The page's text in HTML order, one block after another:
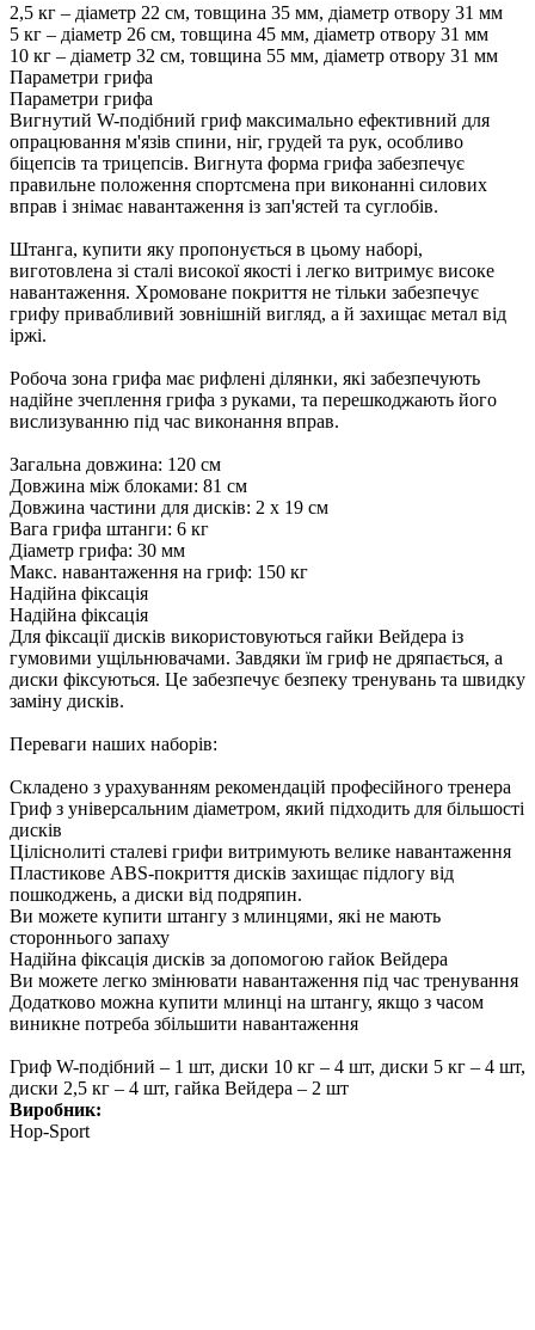
2,5 кг – діаметр 22 см, товщина 35 мм, діаметр отвору 31 мм
5 кг – діаметр 26 см, товщина 45 мм, діаметр отвору 31 мм
10 кг – діаметр 32 см, товщина 55 мм, діаметр отвору 31 мм
Параметри грифа
Параметри грифа
Вигнутий W-подібний гриф максимально ефективний для
опрацювання м'язів спини, ніг, грудей та рук, особливо
біцепсів та трицепсів. Вигнута форма грифа забезпечує
правильне положення спортсмена при виконанні силових
вправ і знімає навантаження із зап'ястей та суглобів.
Штанга, купити яку пропонується в цьому наборі,
виготовлена ​​зі сталі високої якості і легко витримує високе
навантаження. Хромоване покриття не тільки забезпечує
грифу привабливий зовнішній вигляд, а й захищає метал від
іржі.
Робоча зона грифа має рифлені ділянки, які забезпечують
надійне зчеплення грифа з руками, та перешкоджають його
вислизуванню під час виконання вправ.
Загальна довжина: 120 см
Довжина між блоками: 81 см
Довжина частини для дисків: 2 х 19 см
Вага грифа штанги: 6 кг
Діаметр грифа: 30 мм
Макс. навантаження на гриф: 150 кг
Надійна фіксація
Надійна фіксація
Для фіксації дисків використовуються гайки Вейдера із
гумовими ущільнювачами. Завдяки їм гриф не дряпається, а
диски фіксуються. Це забезпечує безпеку тренувань та швидку
заміну дисків.
Переваги наших наборів:
Складено з урахуванням рекомендацій професійного тренера
Гриф з універсальним діаметром, який підходить для більшості
дисків
Ціліснолиті сталеві грифи витримують велике навантаження
Пластикове ABS-покриття дисків захищає підлогу від
пошкоджень, а диски від подряпин.
Ви можете купити штангу з млинцями, які не мають
стороннього запаху
Надійна фіксація дисків за допомогою гайок Вейдера
Ви можете легко змінювати навантаження під час тренування
Додатково можна купити млинці на штангу, якщо з часом
виникне потреба збільшити навантаження
Гриф W-подібний – 1 шт, диски 10 кг – 4 шт, диски 5 кг – 4 шт,
диски 2,5 кг – 4 шт, гайка Вейдера – 2 шт
Виробник:
Hop-Sport